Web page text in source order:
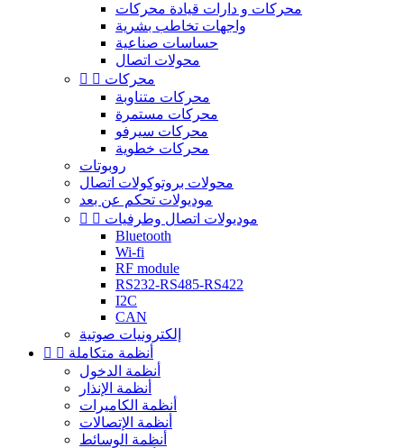
محركات و دارات قيادة محركات
واجهات تخاطب بشرية
حساسات صناعية
محولات اتصال
  محركات
محركات متناوبة
محركات مستمرة
محركات سيرفو
محركات خطوية
روبوتات
محولات بروتوكولات اتصال
موديولات تحكم عن بعد
  موديولات اتصال وطرفيات
Bluetooth
Wi-fi
RF module
RS232-RS485-RS422
I2C
CAN
إلكترونيات صوتية
  أنظمة متكاملة
أنظمة الدخول
أنظمة الإنذار
أنظمة الكاميرات
أنظمة الإتصالات
أنظمة الوسائط